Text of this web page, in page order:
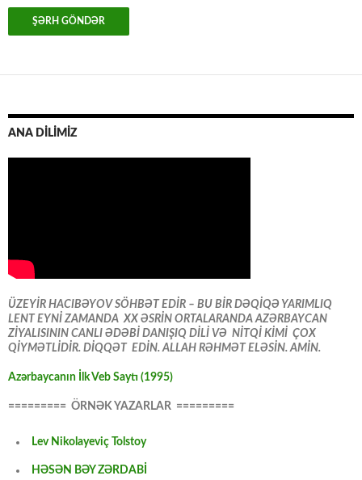
ANA DİLİMİZ
ÜZEYİR HACIBƏYOV SÖHBƏT EDİR – BU BİR DƏQİQƏ YARIMLIQ
LENT EYNİ ZAMANDA XX ƏSRİN ORTALARANDA AZƏRBAYCAN
ZİYALISININ CANLI ƏDƏBİ DANIŞIQ DİLİ VƏ NİTQİ KİMİ ÇOX
QİYMƏTLİDİR. DİQQƏT EDİN. ALLAH RƏHMƏT ELƏSİN. AMİN.
Azərbaycanın İlk Veb Saytı (1995)
========= ÖRNƏK YAZARLAR =========
Lev Nikolayeviç Tolstoy
HƏSƏN BƏY ZƏRDABİ